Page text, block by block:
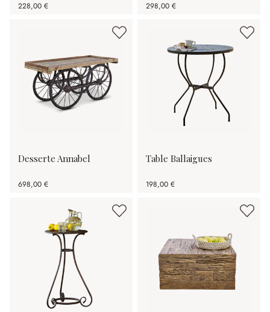
228,00 € 298,00 €
Desserte Annabel
698,00 €
Table Ballaigues
198,00 €